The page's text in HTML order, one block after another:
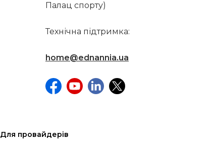
Палац спорту)
Технічна підтримка:
home@ednannia.ua
Для провайдерів